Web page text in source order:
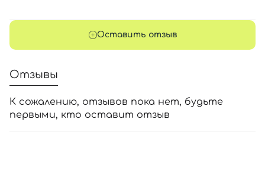
Оставить отзыв
Отзывы
К сожалению, отзывов пока нет, будьте
первыми, кто оставит отзыв